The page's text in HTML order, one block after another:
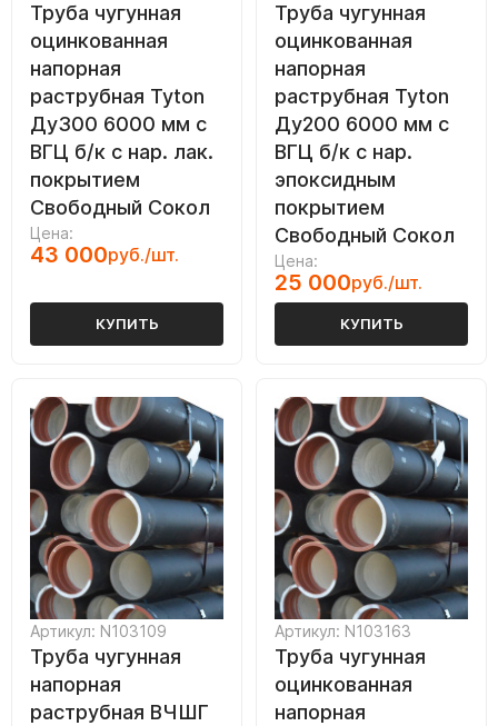
Труба чугунная
оцинкованная
напорная
раструбная Tyton
Ду300 6000 мм с
ВГЦ б/к с нар. лак.
покрытием
Свободный Сокол
Цена:
43 000руб./шт.
КУПИТЬ
Труба чугунная
оцинкованная
напорная
раструбная Tyton
Ду200 6000 мм с
ВГЦ б/к с нар.
эпоксидным
покрытием
Свободный Сокол
Цена:
25 000руб./шт.
КУПИТЬ
Артикул: N103109
Труба чугунная
напорная
раструбная ВЧШГ
Артикул: N103163
Труба чугунная
оцинкованная
напорная